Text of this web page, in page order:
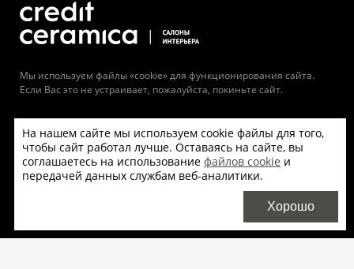
Мы используем файлы «cookie» для функционирования сайта.
Если Вас это не устраивает, пожалуйста, покиньте сайт.
8 (800) 511-71-43
+7 (495) 956-00-59
+7 (812) 327-27-12
Официальный дистрибьютор Mirage в РФ компания
На нашем сайте мы используем cookie файлы для того,
чтобы сайт работал лучше. Оставаясь на сайте, вы
соглашаетесь на использование файлов cookie и
передачей данных службам веб-аналитики.
Хорошо